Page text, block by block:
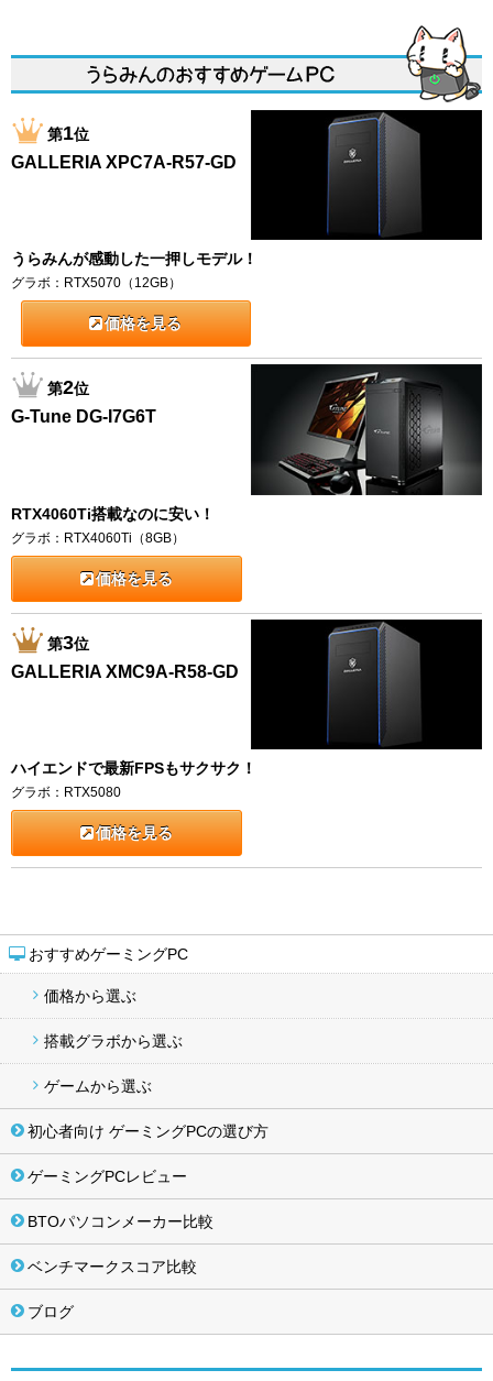
おすすめゲーミングPC
価格から選ぶ
搭載グラボから選ぶ
ゲームから選ぶ
初心者向け ゲーミングPCの選び方
ゲーミングPCレビュー
BTOパソコンメーカー比較
ベンチマークスコア比較
ブログ
第1位
GALLERIA XPC7A-R57-GD
うらみんが感動した一押しモデル！
グラボ：RTX5070（12GB）
価格を見る
第2位
G-Tune DG-I7G6T
RTX4060Ti搭載なのに安い！
グラボ：RTX4060Ti（8GB）
価格を見る
第3位
GALLERIA XMC9A-R58-GD
ハイエンドで最新FPSもサクサク！
グラボ：RTX5080
価格を見る